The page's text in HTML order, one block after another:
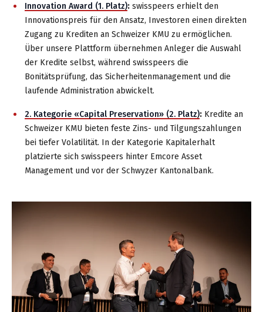
Innovation Award (1. Platz): swisspeers erhielt den
Innovationspreis für den Ansatz, Investoren einen direkten
Zugang zu Krediten an Schweizer KMU zu ermöglichen.
Über unsere Plattform übernehmen Anleger die Auswahl
der Kredite selbst, während swisspeers die
Bonitätsprüfung, das Sicherheitenmanagement und die
laufende Administration abwickelt.
2. Kategorie «Capital Preservation» (2. Platz): Kredite an
Schweizer KMU bieten feste Zins- und Tilgungszahlungen
bei tiefer Volatilität. In der Kategorie Kapitalerhalt
platzierte sich swisspeers hinter Emcore Asset
Management und vor der Schwyzer Kantonalbank.